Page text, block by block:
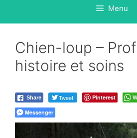
Menu
Chien-loup –
histoire et soins
Share Tweet Pinterest
Messenger